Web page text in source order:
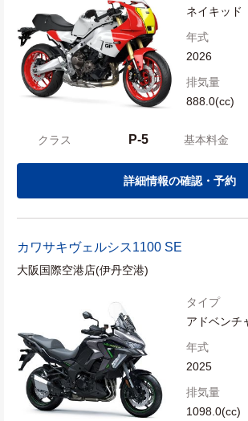
ネイキッド
年式
2026
排気量
888.0(cc)
クラス P-5 基本料金
詳細情報の確認・予約
カワサキ ヴェルシス1100 SE
大阪国際空港店(伊丹空港)
タイプ
アドベンチ
年式
2025
排気量
1098.0(cc)